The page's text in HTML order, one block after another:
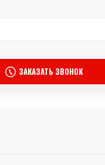
ЗАКАЗАТЬ ЗВОНОК